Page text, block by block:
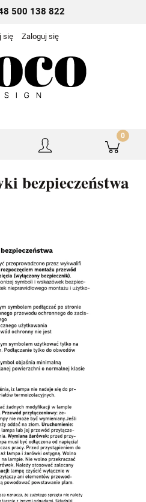
500 138 822
się Zaloguj się
bezpieczeństwa